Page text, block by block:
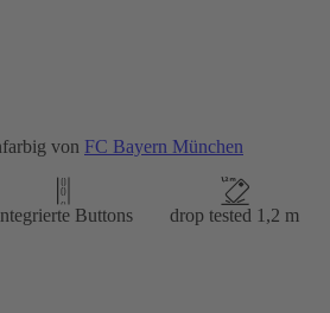
von FC Bayern München
Buttons
drop tested 1,2 m